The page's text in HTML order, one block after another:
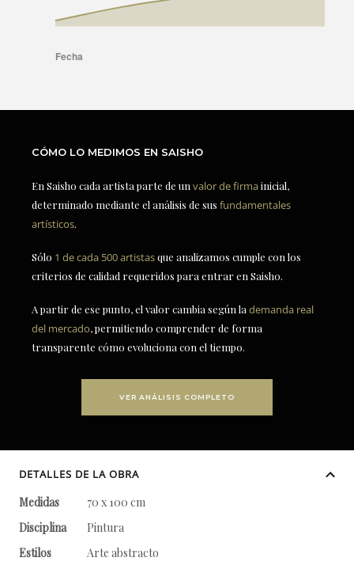
CÓMO LO MEDIMOS EN SAISHO
En Saisho cada artista parte de un valor de firmainicial,
determinado mediante el análisis de sus fundamentales
artísticos.
Sólo 1 de cada 500 artistasque analizamos cumple con los
criterios de calidad requeridos para entrar en Saisho.
A partir de ese punto, el valor cambia según la demanda real
del mercado, permitiendo comprender de forma
transparente cómo evoluciona con el tiempo.
VER ANÁLISIS COMPLETO
DETALLES DE LA OBRA
Medidas
70 x 100 cm
Disciplina
Pintura
Estilos
Arte abstracto